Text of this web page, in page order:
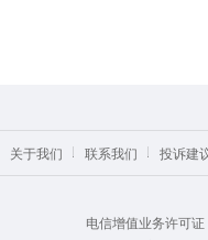
关于我们 联系我们 投诉建
电信增值业务许可